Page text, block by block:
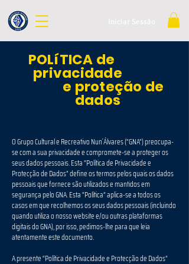
Iniciar Sessão
POLíTICA de
privacidade
e proteção de
dados
O Grupo Cultural e Recreativo Nun´Álvares (“GNA”) preocupa-
se com a sua privacidade e compromete-se a proteger os
seus dados pessoais. Esta “Política de Privacidade e
Protecção de Dados” define os termos pelos quais os dados
pessoais que fornece são utilizados e mantidos em
segurança pelo GNA. Esta “Política” aplica-se a todos os
casos em que recolhemos os seus dados pessoais (incluindo
quando utiliza o nosso website e/ou outras plataformas
digitais do GNA), por isso, pedimos-lhe para que leia
atentamente este documento.
A presente “Política de Privacidade e Protecção de Dados”